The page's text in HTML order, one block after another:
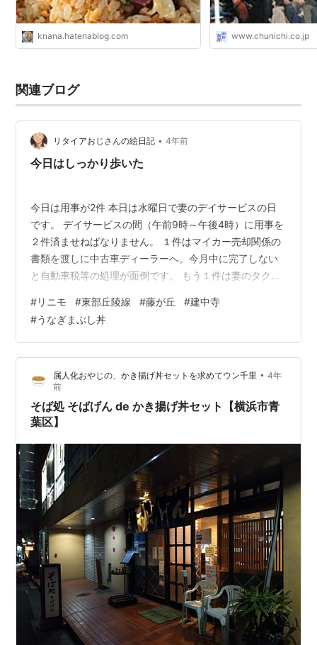
knana.hatenablog.com www.chunichi.co.jp
関連ブログ
リタイアおじさんの絵日記 • 4年前
今日はしっかり歩いた
今日は用事が2件 本日は水曜日で妻のデイサービスの日
です。 デイサービスの間（午前9時～午後4時）に用事を
２件済ませねばなりません。 １件はマイカー売却関係の
書類を渡しに中古車ディーラーへ。今月中に完了しない
と自動車税等の処理が面倒です。 もう１件は妻のタクシ
のは３月末迄です。名古屋市東区役所に行き、来年度分
のチケットを受け取らねばなりません。 マイカーは売っ
てしまったので、公共交通機関を利用しての移動です。
まずは中古車ディーラーへ マイカーの売買契約をした中
古車ディーラーは長久手市にあります。 地下鉄を乗り継
いで藤が丘駅でリニモ（東部丘陵線…
#リニモ #東部丘陵線 #藤が丘 #建中寺
#うなぎまぶし丼
属人化おやじの、かき揚げ丼セットを求めてウン千里 • 4年
前
そば処 そばげん de かき揚げ丼セット【横浜市青
葉区】